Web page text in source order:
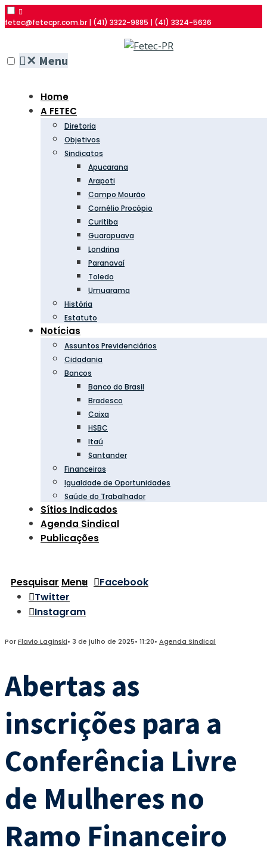
fetec@fetecpr.com.br | (41) 3322-9885 | (41) 3324-5636
✕ Menu
Home
A FETEC
Diretoria
Objetivos
Sindicatos
Apucarana
Arapoti
Campo Mourão
Cornélio Procópio
Curitiba
Guarapuava
Londrina
Paranavaí
Toledo
Umuarama
História
Estatuto
Notícias
Assuntos Previdenciários
Cidadania
Bancos
Banco do Brasil
Bradesco
Caixa
HSBC
Itaú
Santander
Financeiras
Igualdade de Oportunidades
Saúde do Trabalhador
Sítios Indicados
Agenda Sindical
Publicações
Pesquisar Menu
Facebook
Twitter
Instagram
PorFlavio Laginski• 3 de julho de 2025• 11:20• Agenda Sindical
Abertas as
inscrições para a
Conferência Livre
de Mulheres no
Ramo Financeiro